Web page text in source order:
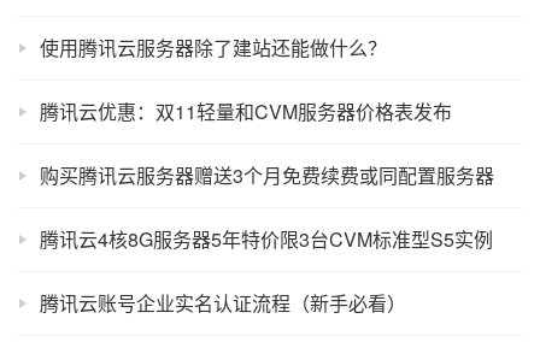
使用腾讯云服务器除了建站还能做什么？
腾讯云优惠：双11轻量和CVM服务器价格表发布
购买腾讯云服务器赠送3个月免费续费或同配置服务器
腾讯云4核8G服务器5年特价限3台CVM标准型S5实例
腾讯云账号企业实名认证流程（新手必看）